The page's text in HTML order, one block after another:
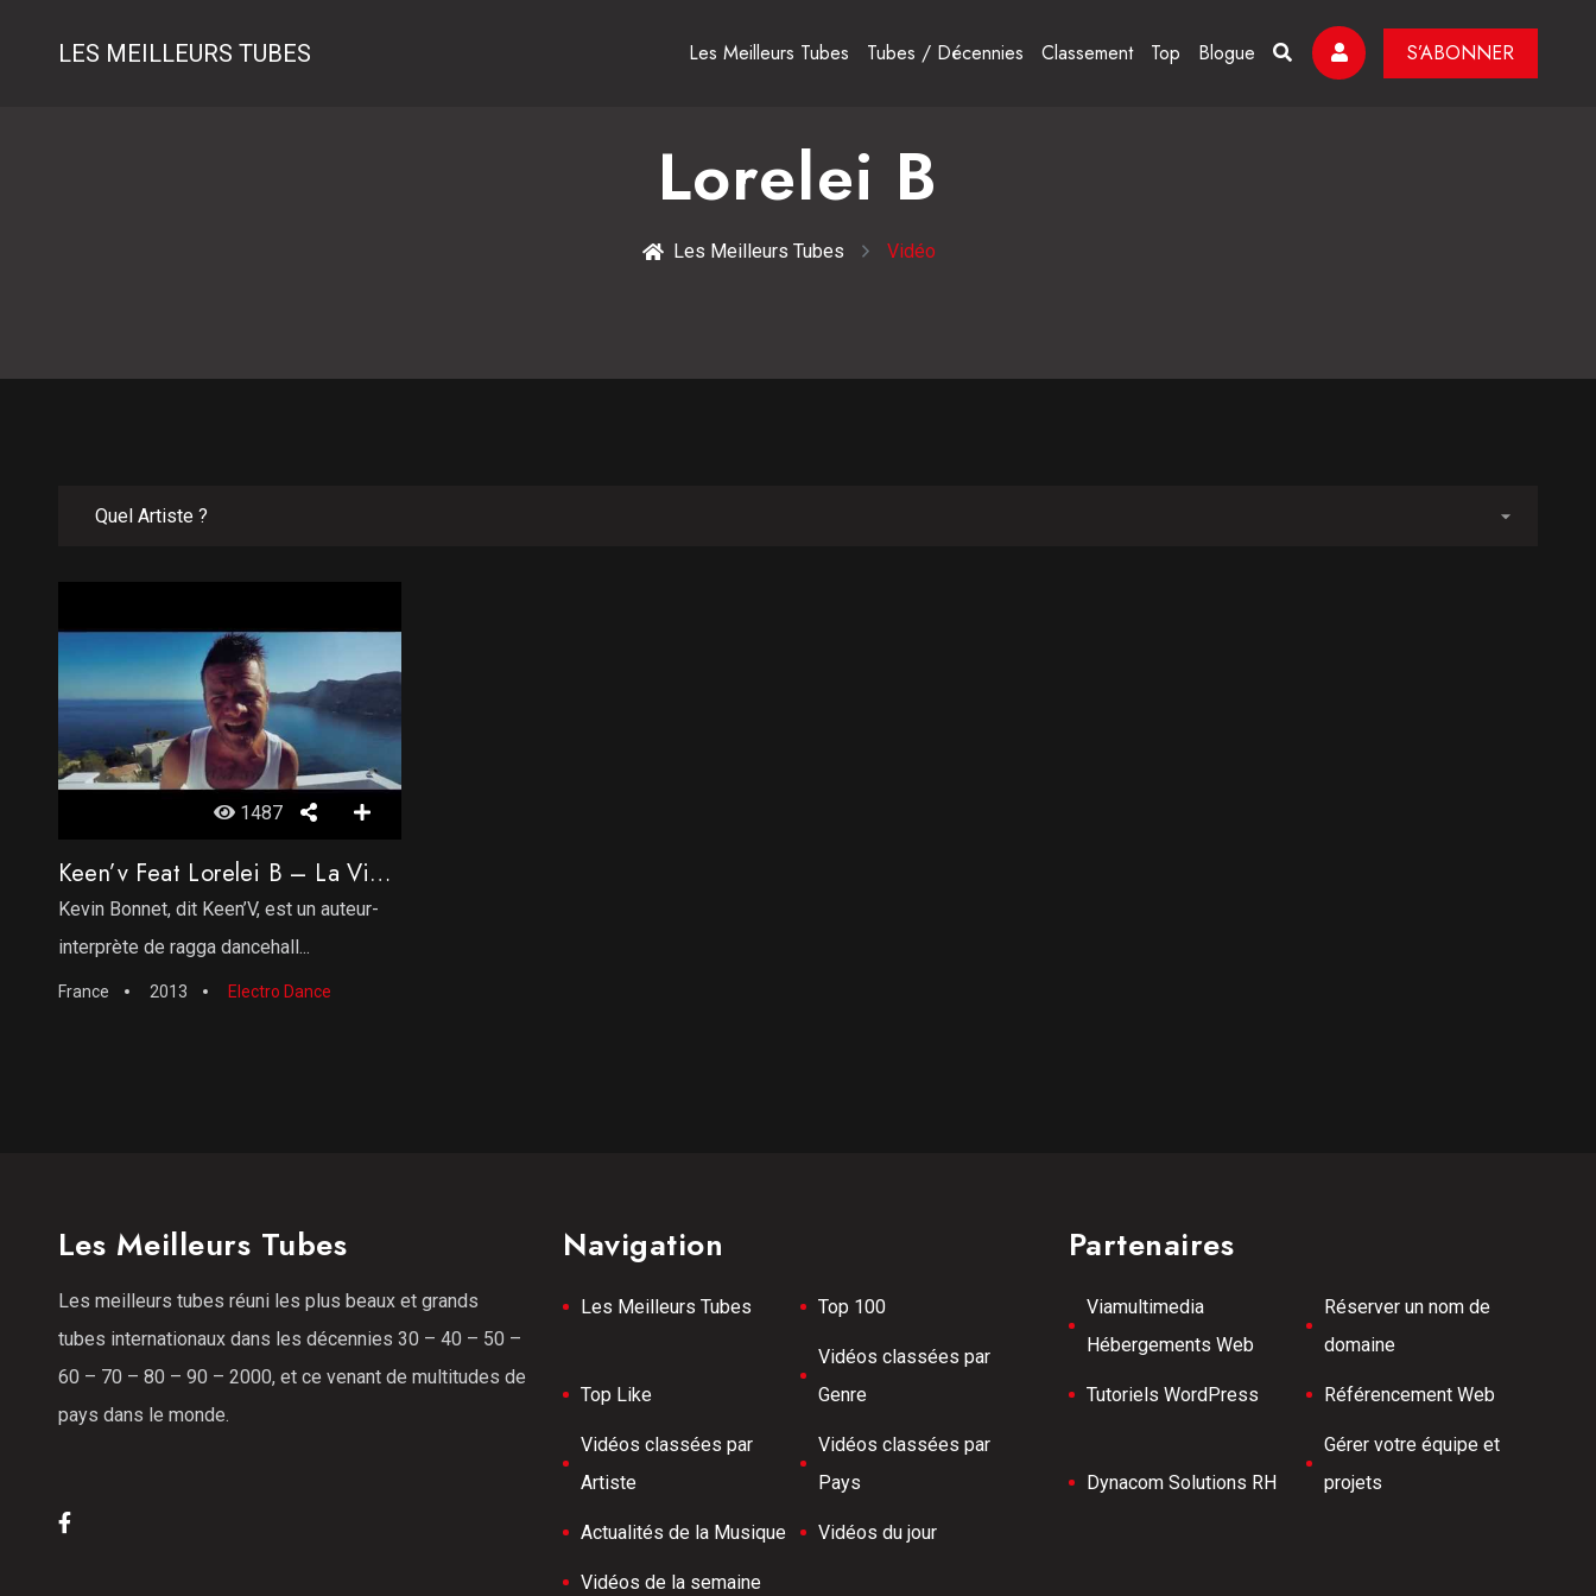
LES MEILLEURS TUBES Les Meilleurs Tubes Tubes / Décennies Classement Top Blogue S’ABONNER
Lorelei B
Les Meilleurs Tubes Vidéo
1487
Keen’v Feat Lorelei B – La Vie Du Bon Coté
Kevin Bonnet, dit Keen’V, est un auteur-
interprète de ragga dancehall...
France 2013 Electro Dance
Les Meilleurs Tubes
Les meilleurs tubes réuni les plus beaux et grands
tubes internationaux dans les décennies 30 – 40 – 50 –
60 – 70 – 80 – 90 – 2000, et ce venant de multitudes de
pays dans le monde.
Navigation
Les Meilleurs Tubes Top 100
Top Like
Vidéos classées par
Genre
Vidéos classées par
Artiste
Vidéos classées par
Pays
Actualités de la Musique Vidéos du jour
Vidéos de la semaine
Partenaires
Viamultimedia
Hébergements Web
Réserver un nom de
domaine
Tutoriels WordPress Référencement Web
Dynacom Solutions RH
Gérer votre équipe et
projets